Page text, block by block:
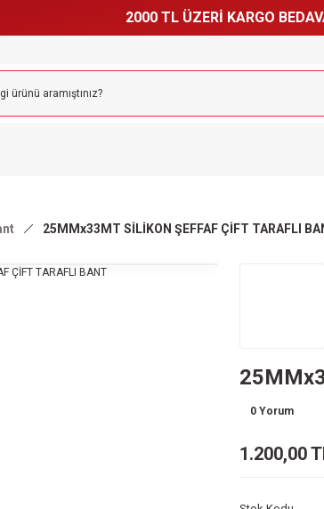
2000 TL ÜZERİ KARGO
25MMx33MT SİLİKON ŞEFFAF ÇİFT TARAFLI
0 Yorum
1.200,00